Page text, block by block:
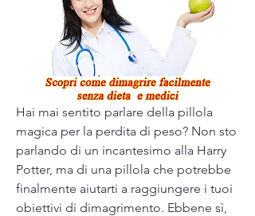
Hai mai sentito parlare della pillola
magica per la perdita di peso? Non sto
parlando di un incantesimo alla Harry
Potter, ma di una pillola che potrebbe
finalmente aiutarti a raggiungere i tuoi
obiettivi di dimagrimento. Ebbene sì,